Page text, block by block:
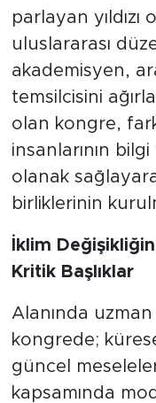
parlayan
uluslararası
akademisyen,
temsilcisini
olan kongre,
insanlarının
olanak
birliklerinin
İklim
Kritik Başlıklar
Alanında uzman
kongrede;
güncel
kapsamında